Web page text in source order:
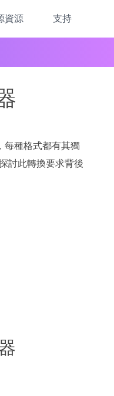
資源 支持
每種格式都有其獨
討此轉換要求背後